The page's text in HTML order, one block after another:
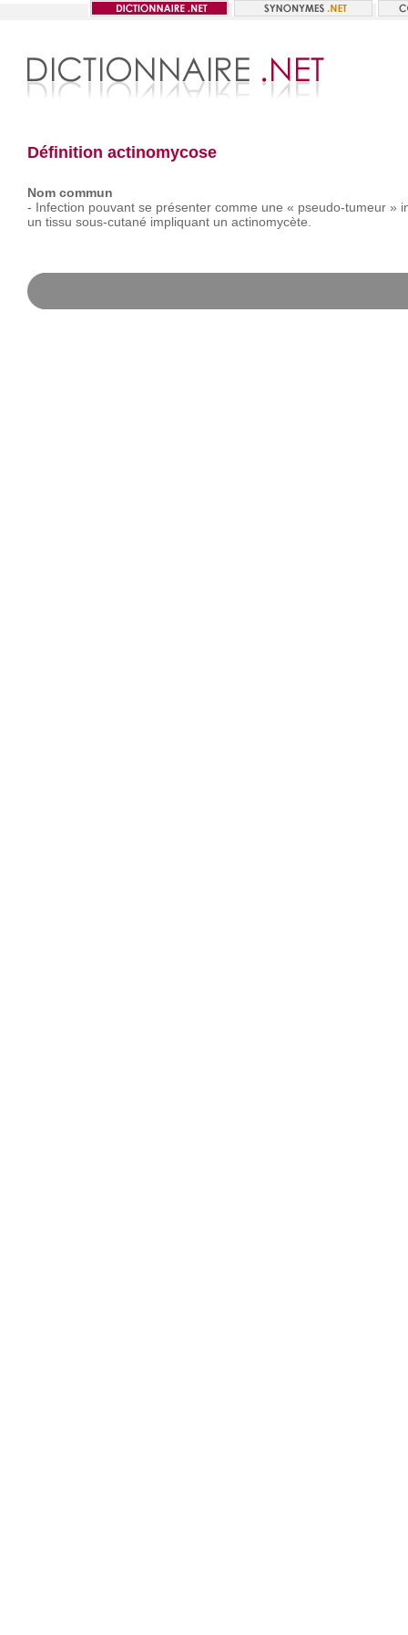
Définition actinomycose
Nom commun
- Infection pouvant se présenter comme une « pseudo-tumeur »
un tissu sous-cutané impliquant un actinomycète.